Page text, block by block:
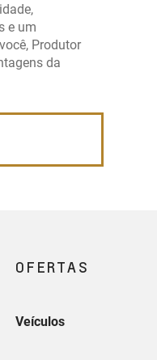
e um
Produtor
da